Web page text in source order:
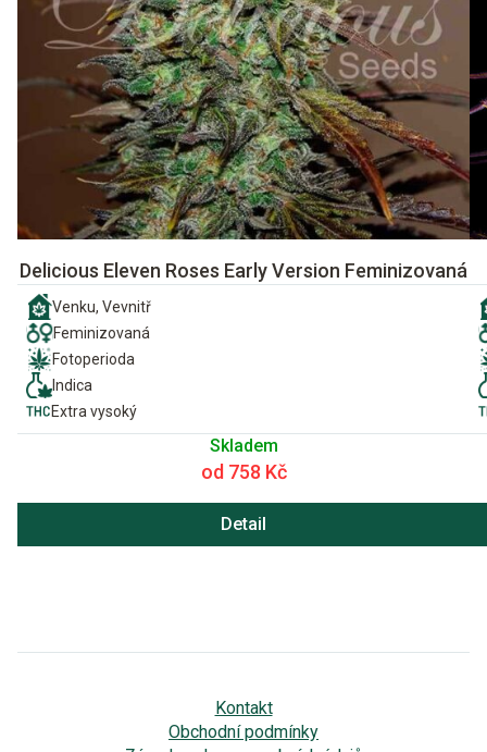
Delicious Eleven Roses Early Version Feminizovaná
Venku, Vevnitř
Feminizovaná
Fotoperioda
Indica
Extra vysoký
Skladem
od 758 Kč
Detail
Kontakt
Obchodní podmínky